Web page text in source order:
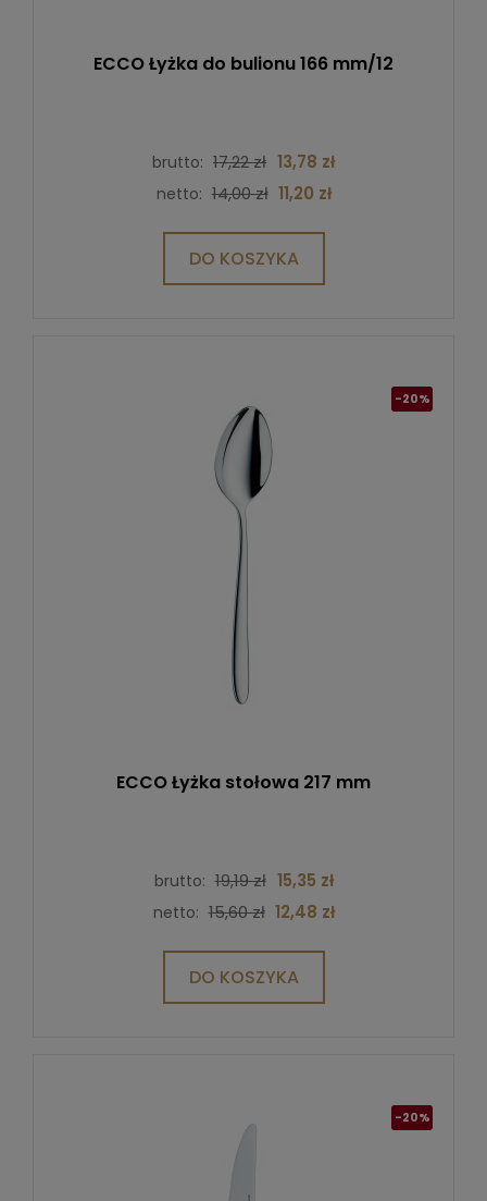
ECCO Łyżka do bulionu 166 mm/12
brutto: 17,22 zł 13,78 zł
netto: 14,00 zł 11,20 zł
DO KOSZYKA
-20%
ECCO Łyżka stołowa 217 mm
brutto: 19,19 zł 15,35 zł
netto: 15,60 zł 12,48 zł
DO KOSZYKA
-20%